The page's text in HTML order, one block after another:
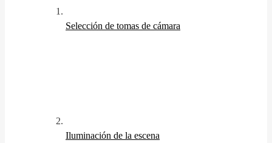
Selección de tomas de cámara
Iluminación de la escena